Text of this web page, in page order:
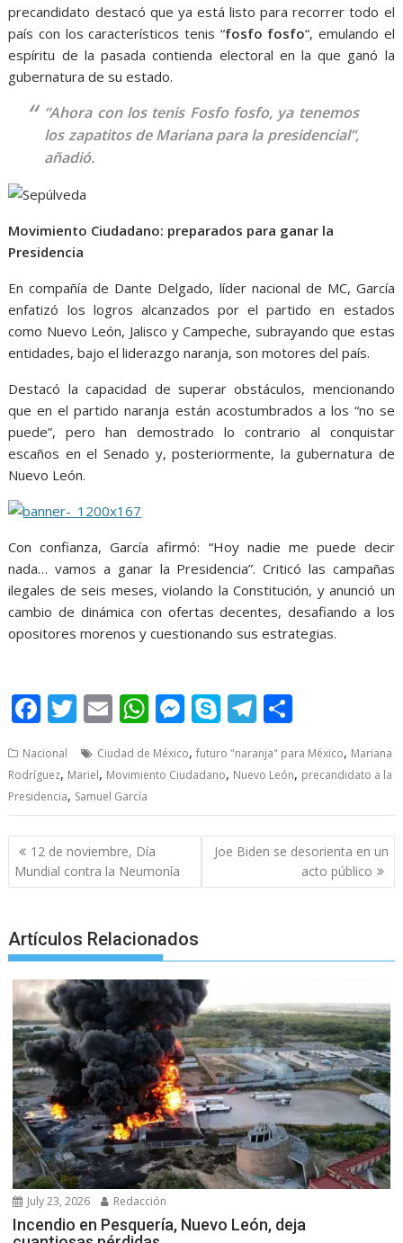
precandidato destacó que ya está listo para recorrer todo el
país con los característicos tenis “fosfo fosfo“, emulando el
espíritu de la pasada contienda electoral en la que ganó la
gubernatura de su estado.
“Ahora con los tenis Fosfo fosfo, ya tenemos
los zapatitos de Mariana para la presidencial”,
añadió.
Movimiento Ciudadano: preparados para ganar la
Presidencia
En compañía de Dante Delgado, líder nacional de MC, García
enfatizó los logros alcanzados por el partido en estados
como Nuevo León, Jalisco y Campeche, subrayando que estas
entidades, bajo el liderazgo naranja, son motores del país.
Destacó la capacidad de superar obstáculos, mencionando
que en el partido naranja están acostumbrados a los “no se
puede”, pero han demostrado lo contrario al conquistar
escaños en el Senado y, posteriormente, la gubernatura de
Nuevo León.
Con confianza, García afirmó: “Hoy nadie me puede decir
nada… vamos a ganar la Presidencia”. Criticó las campañas
ilegales de seis meses, violando la Constitución, y anunció un
cambio de dinámica con ofertas decentes, desafiando a los
opositores morenos y cuestionando sus estrategias.
F
e
b
o
o
k
T
itt
er
E
ai
l
W
at
A
p
p
M
ss
n
er
S
y
e
T
e
a
m
ar
e
Nacional Ciudad de México,futuro "naranja" para México, Mariana
Rodríguez, Mariel, Movimiento Ciudadano, Nuevo León, precandidato a la
Presidencia, Samuel García
Post
navigation
12 de noviembre, Día
Mundial contra la Neumonía
Joe Biden se desorienta en un
acto público
Artículos Relacionados
July 23, 2026 Redacción
Incendio en Pesquería, Nuevo León, deja